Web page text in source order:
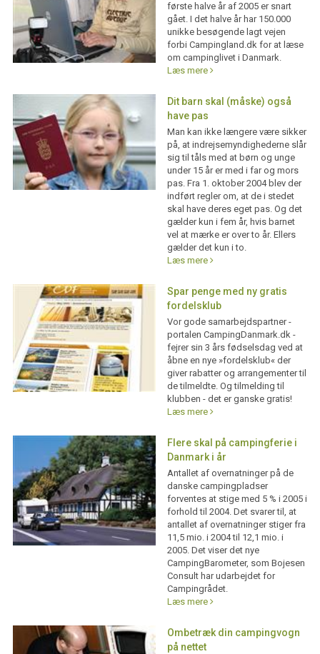
første halve år af 2005 er snart
gået. I det halve år har 150.000
unikke besøgende lagt vejen
forbi Campingland.dk for at læse
om campinglivet i Danmark.
Læs mere
Dit barn skal (måske) også
have pas
Man kan ikke længere være sikker
på, at indrejsemyndighederne slår
sig til tåls med at børn og unge
under 15 år er med i far og mors
pas. Fra 1. oktober 2004 blev der
indført regler om, at de i stedet
skal have deres eget pas. Og det
gælder kun i fem år, hvis barnet
vel at mærke er over to år. Ellers
gælder det kun i to.
Læs mere
Spar penge med ny gratis
fordelsklub
Vor gode samarbejdspartner -
portalen CampingDanmark.dk -
fejrer sin 3 års fødselsdag ved at
åbne en nye »fordelsklub« der
giver rabatter og arrangementer til
de tilmeldte. Og tilmelding til
klubben - det er ganske gratis!
Læs mere
Flere skal på campingferie i
Danmark i år
Antallet af overnatninger på de
danske campingpladser
forventes at stige med 5 % i 2005 i
forhold til 2004. Det svarer til, at
antallet af overnatninger stiger fra
11,5 mio. i 2004 til 12,1 mio. i
2005. Det viser det nye
CampingBarometer, som Bojesen
Consult har udarbejdet for
Campingrådet.
Læs mere
Ombetræk din campingvogn
på nettet